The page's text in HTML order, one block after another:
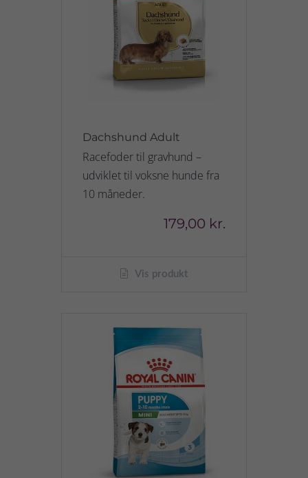
Dachshund Adult
Racefoder til gravhund –
udviklet til voksne hunde fra
10 måneder.
179,00 kr.
Vis produkt